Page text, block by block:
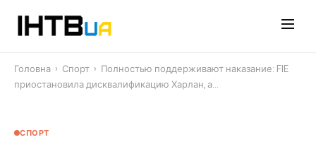
Головна › Спорт › Полностью поддерживают наказание: FIE
приостановила дисквалификацию Харлан, а…
СПОРТ